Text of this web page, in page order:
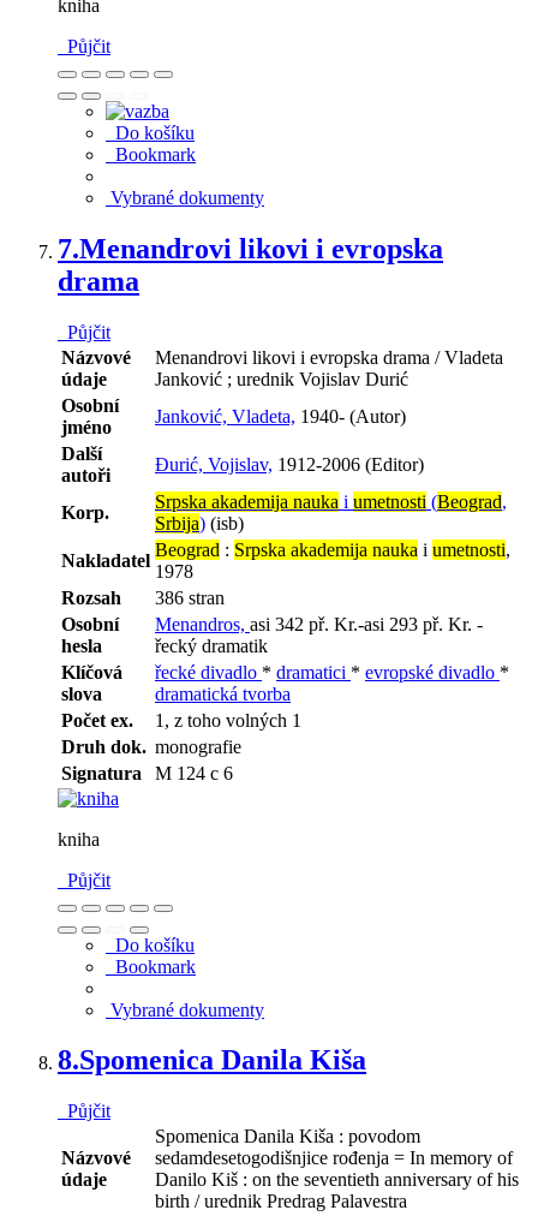
kniha
Půjčit
Do košíku
Bookmark
Vybrané dokumenty
7.Menandrovi likovi i evropska
drama
Půjčit
Názvové
údaje
Menandrovi likovi i evropska drama / Vladeta
Janković ; urednik Vojislav Durić
Osobní
jméno
Janković, Vladeta, 1940- (Autor)
Další
autoři
Đurić, Vojislav, 1912-2006 (Editor)
Korp.
Srpska akademija nauka i umetnosti (Beograd,
Srbija) (isb)
Nakladatel
Beograd : Srpska akademija nauka i umetnosti,
1978
Rozsah
386 stran
Osobní
hesla
Menandros, asi 342 př. Kr.-asi 293 př. Kr. -
řecký dramatik
Klíčová
slova
řecké divadlo * dramatici * evropské divadlo *
dramatická tvorba
Počet ex.
1, z toho volných 1
Druh dok. monografie
Signatura
M 124 c 6
kniha
Půjčit
Do košíku
Bookmark
Vybrané dokumenty
8.Spomenica Danila Kiša
Půjčit
Názvové
údaje
Spomenica Danila Kiša : povodom
sedamdesetogodišnjice rođenja = In memory of
Danilo Kiš : on the seventieth anniversary of his
birth / urednik Predrag Palavestra